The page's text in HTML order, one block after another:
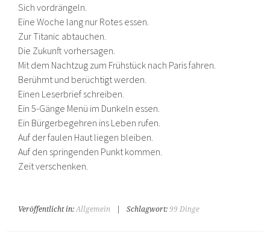
Sich vordrängeln.
Eine Woche lang nur Rotes essen.
Zur Titanic abtauchen.
Die Zukunft vorhersagen.
Mit dem Nachtzug zum Frühstück nach Paris fahren.
Berühmt und berüchtigt werden.
Einen Leserbrief schreiben.
Ein 5-Gänge Menü im Dunkeln essen.
Ein Bürgerbegehren ins Leben rufen.
Auf der faulen Haut liegen bleiben.
Auf den springenden Punkt kommen.
Zeit verschenken.
Veröffentlicht in:Allgemein Schlagwort:99 Dinge